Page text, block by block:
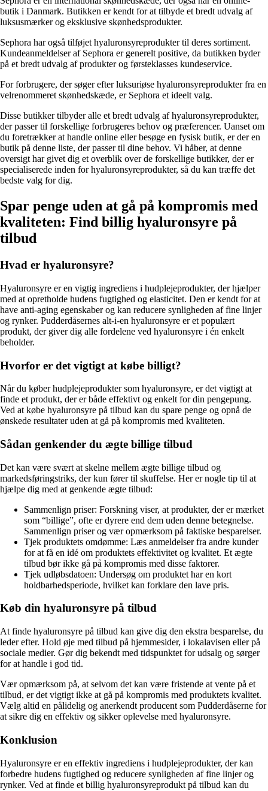
butik i Danmark. Butikken er kendt for at tilbyde et bredt udvalg af
luksusmærker og eksklusive skønhedsprodukter.
Sephora har også tilføjet hyaluronsyreprodukter til deres sortiment.
Kundeanmeldelser af Sephora er generelt positive, da butikken byder
på et bredt udvalg af produkter og førsteklasses kundeservice.
For forbrugere, der søger efter luksuriøse hyaluronsyreprodukter fra en
velrenommeret skønhedskæde, er Sephora et ideelt valg.
Disse butikker tilbyder alle et bredt udvalg af hyaluronsyreprodukter,
der passer til forskellige forbrugeres behov og præferencer. Uanset om
du foretrækker at handle online eller besøge en fysisk butik, er der en
butik på denne liste, der passer til dine behov. Vi håber, at denne
oversigt har givet dig et overblik over de forskellige butikker, der er
specialiserede inden for hyaluronsyreprodukter, så du kan træffe det
bedste valg for dig.
Spar penge uden at gå på kompromis med
kvaliteten: Find billig hyaluronsyre på
tilbud
Hvad er hyaluronsyre?
Hyaluronsyre er en vigtig ingrediens i hudplejeprodukter, der hjælper
med at opretholde hudens fugtighed og elasticitet. Den er kendt for at
have anti-aging egenskaber og kan reducere synligheden af fine linjer
og rynker. Pudderdåsernes alt-i-en hyaluronsyre er et populært
produkt, der giver dig alle fordelene ved hyaluronsyre i én enkelt
beholder.
Hvorfor er det vigtigt at købe billigt?
Når du køber hudplejeprodukter som hyaluronsyre, er det vigtigt at
finde et produkt, der er både effektivt og enkelt for din pengepung.
Ved at købe hyaluronsyre på tilbud kan du spare penge og opnå de
ønskede resultater uden at gå på kompromis med kvaliteten.
Sådan genkender du ægte billige tilbud
Det kan være svært at skelne mellem ægte billige tilbud og
markedsføringstriks, der kun fører til skuffelse. Her er nogle tip til at
hjælpe dig med at genkende ægte tilbud:
Sammenlign priser: Forskning viser, at produkter, der er mærket
som “billige”, ofte er dyrere end dem uden denne betegnelse.
Sammenlign priser og vær opmærksom på faktiske besparelser.
Tjek produktets omdømme: Læs anmeldelser fra andre kunder
for at få en idé om produktets effektivitet og kvalitet. Et ægte
tilbud bør ikke gå på kompromis med disse faktorer.
Tjek udløbsdatoen: Undersøg om produktet har en kort
holdbarhedsperiode, hvilket kan forklare den lave pris.
Køb din hyaluronsyre på tilbud
At finde hyaluronsyre på tilbud kan give dig den ekstra besparelse, du
leder efter. Hold øje med tilbud på hjemmesider, i lokalavisen eller på
sociale medier. Gør dig bekendt med tidspunktet for udsalg og sørger
for at handle i god tid.
Vær opmærksom på, at selvom det kan være fristende at vente på et
tilbud, er det vigtigt ikke at gå på kompromis med produktets kvalitet.
Vælg altid en pålidelig og anerkendt producent som Pudderdåserne for
at sikre dig en effektiv og sikker oplevelse med hyaluronsyre.
Konklusion
Hyaluronsyre er en effektiv ingrediens i hudplejeprodukter, der kan
forbedre hudens fugtighed og reducere synligheden af fine linjer og
rynker. Ved at finde et billig hyaluronsyreprodukt på tilbud kan du